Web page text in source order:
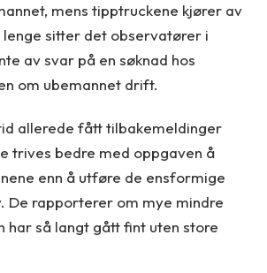
mens tipptruckene kjører av
lenge sitter det observatører i
av svar på en søknad hos
om ubemannet drift.
allerede fått tilbakemeldinger
trives bedre med oppgaven å
enn å utføre de ensformige
De rapporterer om mye mindre
har så langt gått fint uten store